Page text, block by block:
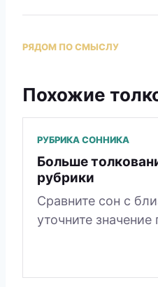
РЯДОМ ПО СМЫСЛУ
Похожие
РУБРИКА СОННИКА
Больше
рубрики
Сравните сон с
уточните значение